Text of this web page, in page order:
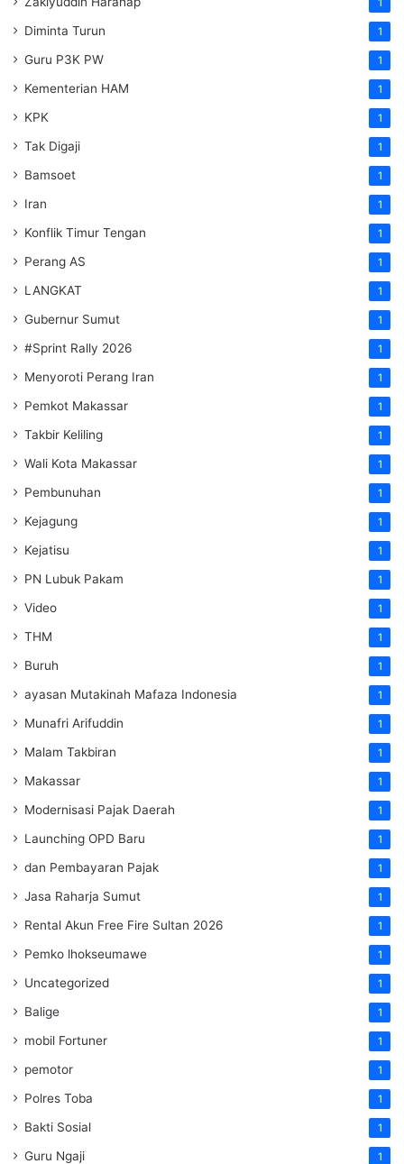
1
Diminta Turun 1
Guru P3K PW 1
Kementerian HAM 1
KPK 1
Tak Digaji 1
Bamsoet 1
Iran 1
Konflik Timur Tengan 1
Perang AS 1
LANGKAT 1
Gubernur Sumut 1
#Sprint Rally 2026 1
Menyoroti Perang Iran 1
Pemkot Makassar 1
Takbir Keliling 1
Wali Kota Makassar 1
Pembunuhan 1
Kejagung 1
Kejatisu 1
PN Lubuk Pakam 1
Video 1
THM 1
Buruh 1
ayasan Mutakinah Mafaza Indonesia 1
Munafri Arifuddin 1
Malam Takbiran 1
Makassar 1
Modernisasi Pajak Daerah 1
Launching OPD Baru 1
dan Pembayaran Pajak 1
Jasa Raharja Sumut 1
Rental Akun Free Fire Sultan 2026 1
Pemko lhokseumawe 1
Uncategorized 1
Balige 1
mobil Fortuner 1
pemotor 1
Polres Toba 1
Bakti Sosial 1
Guru Ngaji 1